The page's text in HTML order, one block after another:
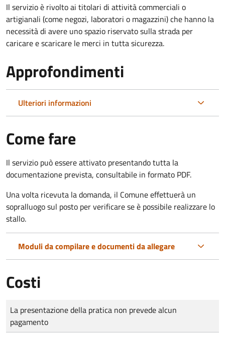
Il servizio è rivolto ai titolari di attività commerciali o
artigianali (come negozi, laboratori o magazzini) che hanno la
necessità di avere uno spazio riservato sulla strada per
caricare e scaricare le merci in tutta sicurezza.
Approfondimenti
Ulteriori informazioni
Come fare
Il servizio può essere attivato presentando tutta la
documentazione prevista, consultabile in formato PDF.
Una volta ricevuta la domanda, il Comune effettuerà un
sopralluogo sul posto per verificare se è possibile realizzare lo
stallo.
Moduli da compilare e documenti da allegare
Costi
Tipo di pagamento
Importo
La presentazione della pratica non prevede alcun
pagamento